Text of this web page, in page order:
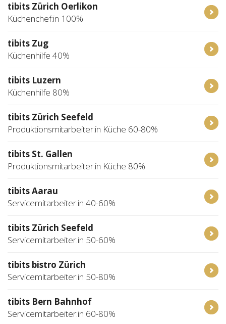
tibits Zürich Oerlikon
Küchenchef:in 100%
tibits Zug
Küchenhilfe 40%
tibits Luzern
Küchenhilfe 80%
tibits Zürich Seefeld
Produktionsmitarbeiter:in Küche 60-80%
tibits St. Gallen
Produktionsmitarbeiter:in Küche 80%
tibits Aarau
Servicemitarbeiter:in 40-60%
tibits Zürich Seefeld
Servicemitarbeiter:in 50-60%
tibits bistro Zürich
Servicemitarbeiter:in 50-80%
tibits Bern Bahnhof
Servicemitarbeiter:in 60-80%